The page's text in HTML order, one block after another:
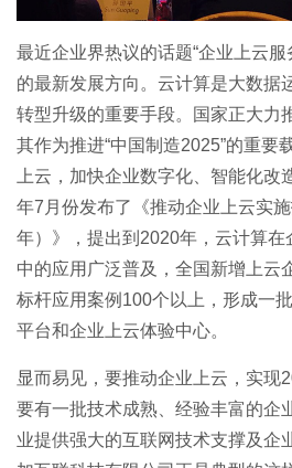
最近企业界热议的话题“企业上云服
的最新发展方向。云计算是大数据
转型升级的重要手段。国家正大力
其作为推进“中国制造2025”的重要
上云，加快企业数字化、智能化改
年7月份发布了《推动企业上云实
年）》，提出到2020年，云计算在
中的应用广泛普及，全国新增上云
标杆应用案例100个以上，形成一
平台和企业上云体验中心。
显而易见，要推动企业上云，实现
要有一批技术成熟、经验丰富的企
业提供强大的互联网技术支撑及企